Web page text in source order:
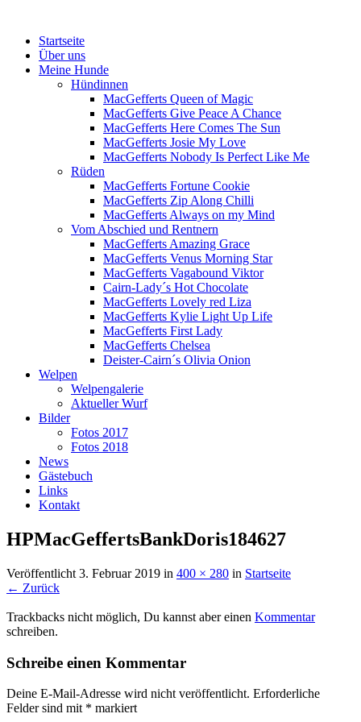
Menü
Zum
Inhalt
springen
Startseite
Über uns
Meine Hunde
Hündinnen
MacGefferts Queen of Magic
MacGefferts Give Peace A Chance
MacGefferts Here Comes The Sun
MacGefferts Josie My Love
MacGefferts Nobody Is Perfect Like Me
Rüden
MacGefferts Fortune Cookie
MacGefferts Zip Along Chilli
MacGefferts Always on my Mind
Vom Abschied und Rentnern
MacGefferts Amazing Grace
MacGefferts Venus Morning Star
MacGefferts Vagabound Viktor
Cairn-Lady´s Hot Chocolate
MacGefferts Lovely red Liza
MacGefferts Kylie Light Up Life
MacGefferts First Lady
MacGefferts Chelsea
Deister-Cairn´s Olivia Onion
Welpen
Welpengalerie
Aktueller Wurf
Bilder
Fotos 2017
Fotos 2018
News
Gästebuch
Links
Kontakt
HPMacGeffertsBankDoris184627
Veröffentlicht 3. Februar 2019 in 400 × 280 in Startseite
← Zurück
Trackbacks nicht möglich, Du kannst aber einen Kommentar
schreiben.
Schreibe einen Kommentar
Deine E-Mail-Adresse wird nicht veröffentlicht. Erforderliche
Felder sind mit * markiert